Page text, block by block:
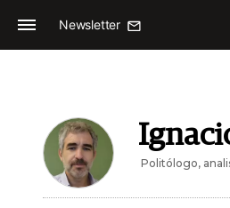
Newsletter
Politólogo,